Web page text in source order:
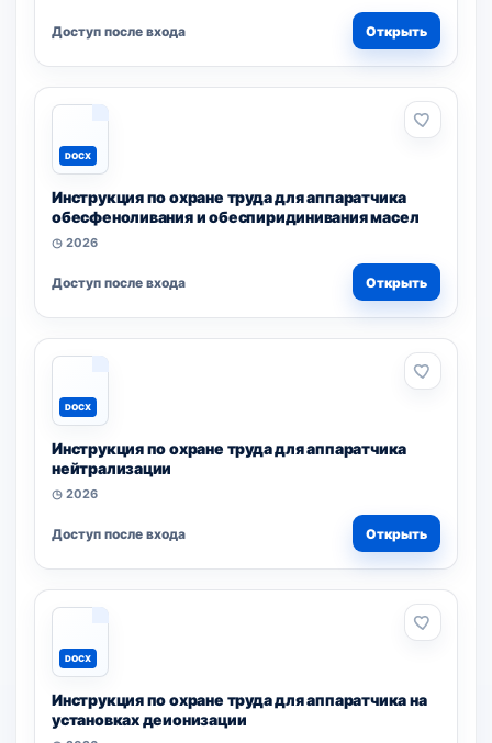
Доступ после входа Открыть
DOCX
Инструкция по охране труда для аппаратчика
обесфеноливания и обеспиридинивания масел
◷ 2026
Доступ после входа Открыть
DOCX
Инструкция по охране труда для аппаратчика
нейтрализации
◷ 2026
Доступ после входа Открыть
DOCX
Инструкция по охране труда для аппаратчика на
установках деионизации